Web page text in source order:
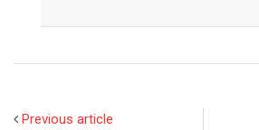
Previous article